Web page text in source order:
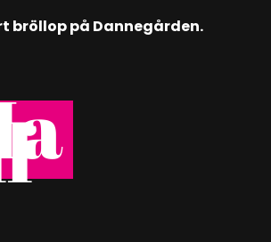
bröllop på Dannegården.